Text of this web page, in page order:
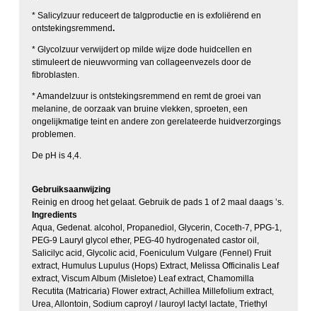
* Salicylzuur reduceert de talgproductie en is exfoliërend en
ontstekingsremmend.
* Glycolzuur verwijdert op milde wijze dode huidcellen en
stimuleert de nieuwvorming van collageenvezels door de
fibroblasten.
* Amandelzuur is ontstekingsremmend en remt de groei van
melanine, de oorzaak van bruine vlekken, sproeten, een
ongelijkmatige teint en andere zon gerelateerde huidverzorgings
problemen.
De pH is 4,4.
Gebruiksaanwijzing
Reinig en droog het gelaat. Gebruik de pads 1 of 2 maal daags ’s.
Ingredients
Aqua, Gedenat. alcohol, Propanediol, Glycerin, Coceth-7, PPG-1,
PEG-9 Lauryl glycol ether, PEG-40 hydrogenated castor oil,
Salicilyc acid, Glycolic acid, Foeniculum Vulgare (Fennel) Fruit
extract, Humulus Lupulus (Hops) Extract, Melissa Officinalis Leaf
extract, Viscum Album (Misletoe) Leaf extract, Chamomilla
Recutita (Matricaria) Flower extract, Achillea Millefolium extract,
Urea, Allontoin, Sodium caproyl / lauroyl lactyl lactate, Triethyl